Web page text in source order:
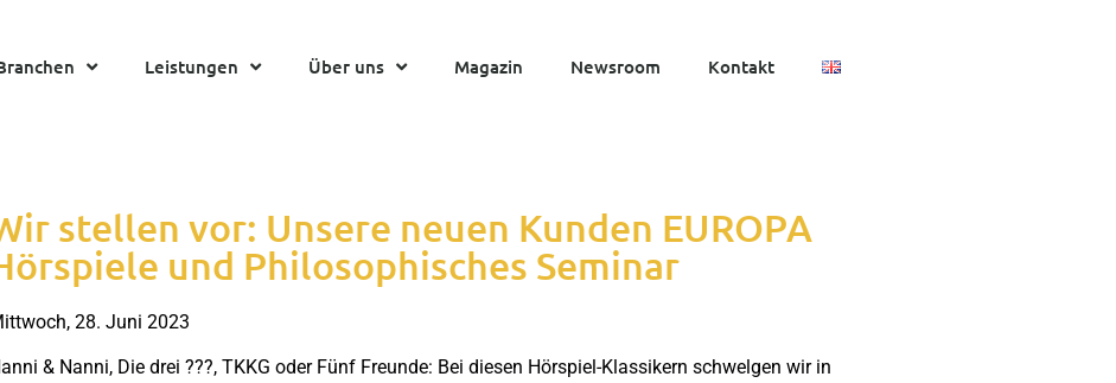
Leistungen Über uns Magazin Newsroom Kontakt
stellen vor: Unsere neuen Kunden EUROPA
und Philosophisches Seminar
28. Juni 2023
& Nanni, Die drei ???, TKKG oder Fünf Freunde: Bei diesen Hörspiel-Klassikern schwelgen wir in